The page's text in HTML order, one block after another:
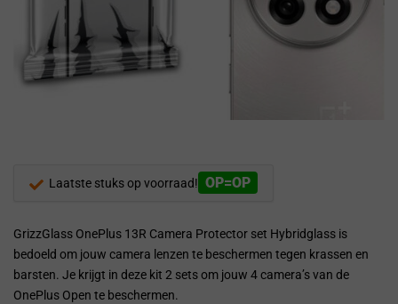
Laatste stuks op voorraad! OP=OP
GrizzGlass OnePlus 13R Camera Protector set Hybridglass is
bedoeld om jouw camera lenzen te beschermen tegen krassen en
barsten. Je krijgt in deze kit 2 sets om jouw 4 camera’s van de
OnePlus Open te beschermen.